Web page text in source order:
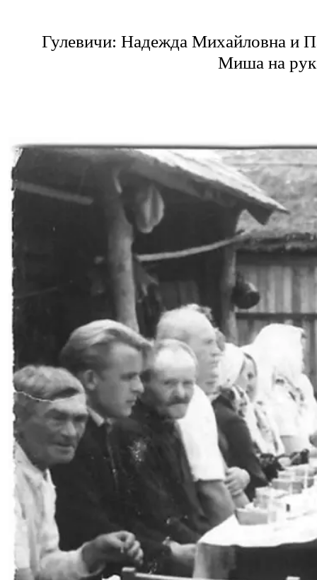
Гулевичи: Надежда Михайловна и
Миша на